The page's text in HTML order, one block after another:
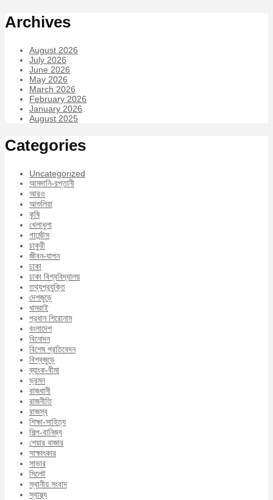
Archives
August 2026
July 2026
June 2026
May 2026
March 2026
February 2026
January 2026
August 2025
Categories
Uncategorized
আমদানি-রপ্তানী
আরও
আশুলিয়া
কৃষি
খেলাধুলা
গার্মেন্টস
চাকুরী
জীবন-যাপন
ঢাকা
ঢাকা বিশ্ববিদ্যালয়
তথ্যপ্রযুক্তি
দেশজুড়ে
ধামরাই
প্রধান শিরোনাম
বংলাদেশ
বিনোদন
বিশেষ প্রতিবেদন
বিশ্বজুড়ে
ব্যাংক-বীমা
ভ্রমন
রাজধানী
রাজনীতি
রাজস্ব
শিক্ষা-সাহিত্য
শিল্প-বানিজ্য
শেয়ার বাজার
সাক্ষাৎকার
সাভার
সিলেট
স্থানীয় সংবাদ
স্বাস্থ্য